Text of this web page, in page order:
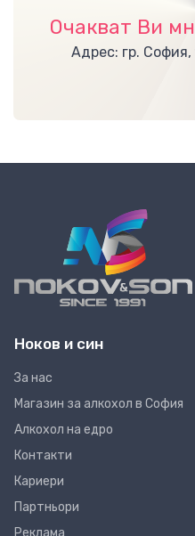
Очакват Ви
Адрес: гр. София,
Ноков и син
За нас
Магазин за алкохол в София
Алкохол на едро
Контакти
Кариери
Партньори
Реклама